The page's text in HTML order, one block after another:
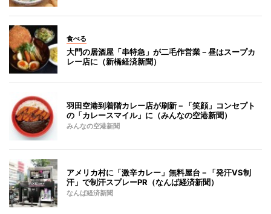
食べる
大門の居酒屋「串特急」が二毛作営業－昼はスープカ
レー店に（新橋経済新聞）
羽田空港到着階カレー店が刷新－「笑顔」コンセプト
の「カレースマイル」に（みんなの空港新聞）
みんなの空港新聞
アメリカ村に「激辛カレー」無料屋台－「発汗VS制
汗」で制汗スプレーPR（なんば経済新聞）
なんば経済新聞